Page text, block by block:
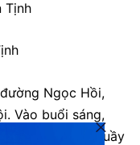
Ngọc Hồi,
Vào buổi sáng,
tối liên hệ quầy